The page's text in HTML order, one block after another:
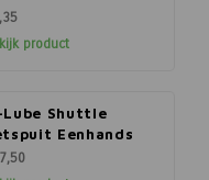
product
Lube Shuttle
Eenhands